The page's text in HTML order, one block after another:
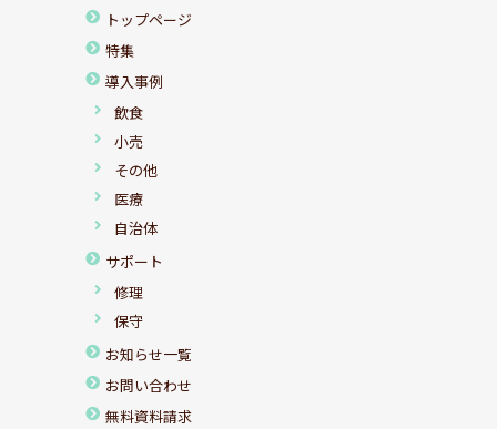
トップページ
特集
導入事例
飲食
小売
その他
医療
自治体
サポート
修理
保守
お知らせ一覧
お問い合わせ
無料資料請求